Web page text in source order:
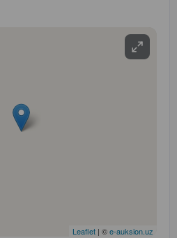
Leaflet | ©e-auksion.uz